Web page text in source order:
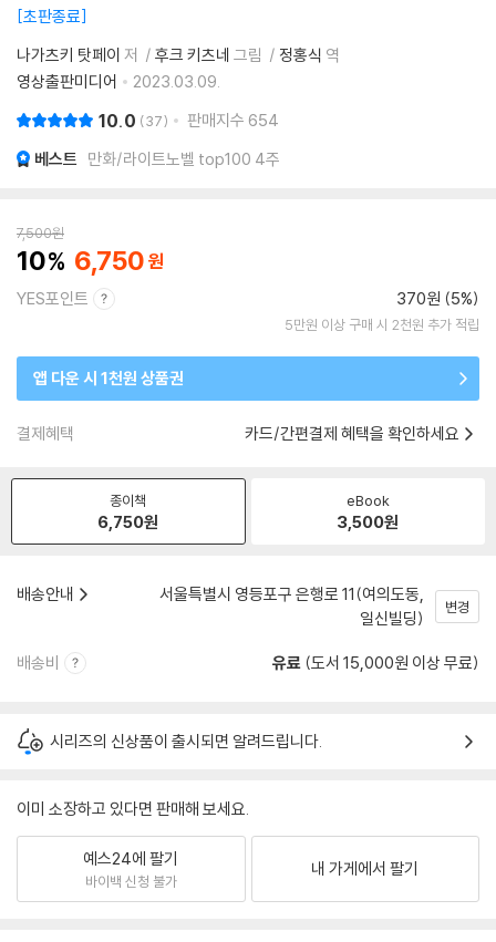
초판종료
나가츠키 탓페이 저 후크 키츠네 그림 정홍식 역
영상출판미디어
2023.03.09.
10.0 37 판매지수 654
베스트 만화/라이트노벨 top100 4주
7,500원
10 6,750
YES포인트 370원 (5%)
5만원 이상 구매 시 2천원 추가 적립
앱 다운 시 1천원 상품권
결제혜택 카드/간편결제 혜택을 확인하세요
종이책
6,750원
eBook
3,500원
배송안내
서울특별시 영등포구 은행로 11(여의도동,
일신빌딩)
변경
배송비 유료 (도서 15,000원 이상 무료)
시리즈의 신상품이 출시되면 알려드립니다.
이미 소장하고 있다면 판매해 보세요.
예스24에 팔기
바이백 신청 불가
내 가게에서 팔기